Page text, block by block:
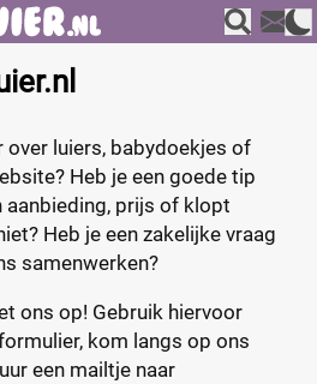
over luiers, babydoekjes of
Heb je een goede tip
aanbieding, prijs of klopt
Heb je een zakelijke vraag
samenwerken?
ons op! Gebruik hiervoor
kom langs op ons
een mailtje naar